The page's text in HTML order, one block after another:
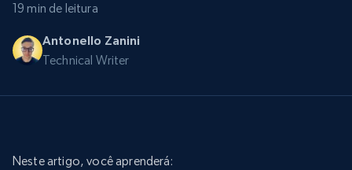
19 min de leitura
Antonello Zanini
Technical Writer
Neste artigo, você aprenderá: